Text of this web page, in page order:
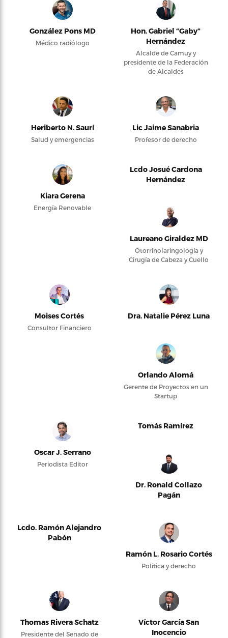
González Pons MD
Médico radiólogo
Hon. Gabriel “Gaby”
Hernández
Alcalde de Camuy y
presidente de la Federación
de Alcaldes
Heriberto N. Saurí
Salud y emergencias
Lic Jaime Sanabria
Profesor de derecho
Kiara Gerena
Energía Renovable
Lcdo Josué Cardona
Hernández
Laureano Giraldez MD
Otorrinolaringología y
Cirugía de Cabeza y Cuello
Moises Cortés
Consultor Financiero
Dra. Natalie Pérez Luna
Orlando Alomá
Gerente de Proyectos en un
Startup
Oscar J. Serrano
Periodista Editor
Tomás Ramírez
Dr. Ronald Collazo
Pagán
Lcdo. Ramón Alejandro
Pabón
Ramón L. Rosario Cortés
Política y derecho
Thomas Rivera Schatz
Presidente del Senado de
Víctor García San
Inocencio